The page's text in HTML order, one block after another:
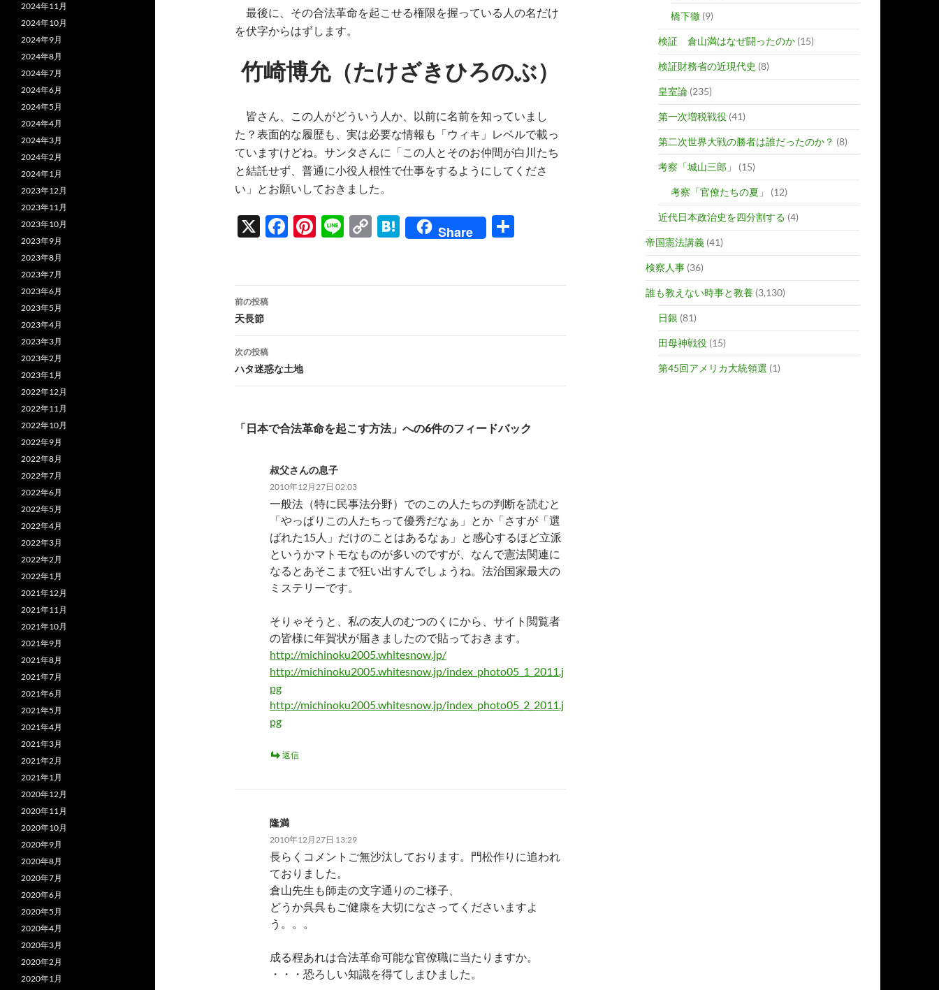
最後に、その合法革命を起こせる権限を握っている人の名だけ
を伏字からはずします。
竹崎博允（たけざきひろのぶ）
皆さん、この人がどういう人か、以前に名前を知っていまし
た？表面的な履歴も、実は必要な情報も「ウィキ」レベルで載っ
ていますけどね。サンタさんに「この人とそのお仲間が白川たち
と結託せず、普通に小役人根性で仕事をするようにしてくださ
い」とお願いしておきました。
X
F
b
o
k
Pi
es
Li
C
y
n
H
at
n
Share
投
稿
ナ
ビ
ゲ
ー
前の投稿
天長節
次の投稿
ハタ迷惑な土地
「日本で合法革命を起こす方法」への6件のフィードバック
叔父さんの息子
2010年12月27日 02:03
一般法（特に民事法分野）でのこの人たちの判断を読むと
「やっぱりこの人たちって優秀だなぁ」とか「さすが「選
ばれた15人」だけのことはあるなぁ」と感心するほど立派
というかマトモなものが多いのですが、なんで憲法関連に
なるとあそこまで狂い出すんでしょうね。法治国家最大の
ミステリーです。
そりゃそうと、私の友人のむつのくにから、サイト閲覧者
の皆様に年賀状が届きましたので貼っておきます。
http://michinoku2005.whitesnow.jp/
http://michinoku2005.whitesnow.jp/index_photo05_1_2011.j
pg
http://michinoku2005.whitesnow.jp/index_photo05_2_2011.j
pg
返信
隆満
2010年12月27日 13:29
長らくコメントご無沙汰しております。門松作りに追われ
ておりました。
倉山先生も師走の文字通りのご様子、
どうか呉呉もご健康を大切になさってくださいますよ
う。。。
成る程あれは合法革命可能な官僚職に当たりますか。
・・・恐ろしい知識を得てしまひました。
橋下徹 (9)
検証 倉山満はなぜ闘ったのか (15)
検証財務省の近現代史 (8)
皇室論 (235)
第一次増税戦役 (41)
第二次世界大戦の勝者は誰だったのか？ (8)
考察「城山三郎」 (15)
考察「官僚たちの夏」 (12)
近代日本政治史を四分割する (4)
帝国憲法講義 (41)
検察人事 (36)
誰も教えない時事と教養 (3,130)
日銀 (81)
田母神戦役 (15)
第45回アメリカ大統領選 (1)
2024年11月
2024年10月
2024年9月
2024年8月
2024年7月
2024年6月
2024年5月
2024年4月
2024年3月
2024年2月
2024年1月
2023年12月
2023年11月
2023年10月
2023年9月
2023年8月
2023年7月
2023年6月
2023年5月
2023年4月
2023年3月
2023年2月
2023年1月
2022年12月
2022年11月
2022年10月
2022年9月
2022年8月
2022年7月
2022年6月
2022年5月
2022年4月
2022年3月
2022年2月
2022年1月
2021年12月
2021年11月
2021年10月
2021年9月
2021年8月
2021年7月
2021年6月
2021年5月
2021年4月
2021年3月
2021年2月
2021年1月
2020年12月
2020年11月
2020年10月
2020年9月
2020年8月
2020年7月
2020年6月
2020年5月
2020年4月
2020年3月
2020年2月
2020年1月